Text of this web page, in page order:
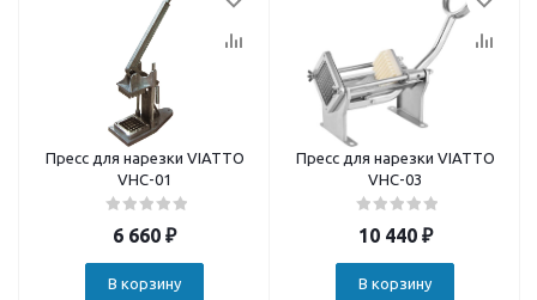
Пресс для нарезки VIATTO
VHC-01
6 660 ₽
В корзину
Пресс для нарезки VIATTO
VHC-03
10 440₽
В корзину